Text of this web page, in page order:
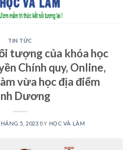
TIN TỨC
tượng của khóa học
Chính quy, Online,
vừa học địa điểm
Dương
5, 2023 BY HỌC VÀ LÀM